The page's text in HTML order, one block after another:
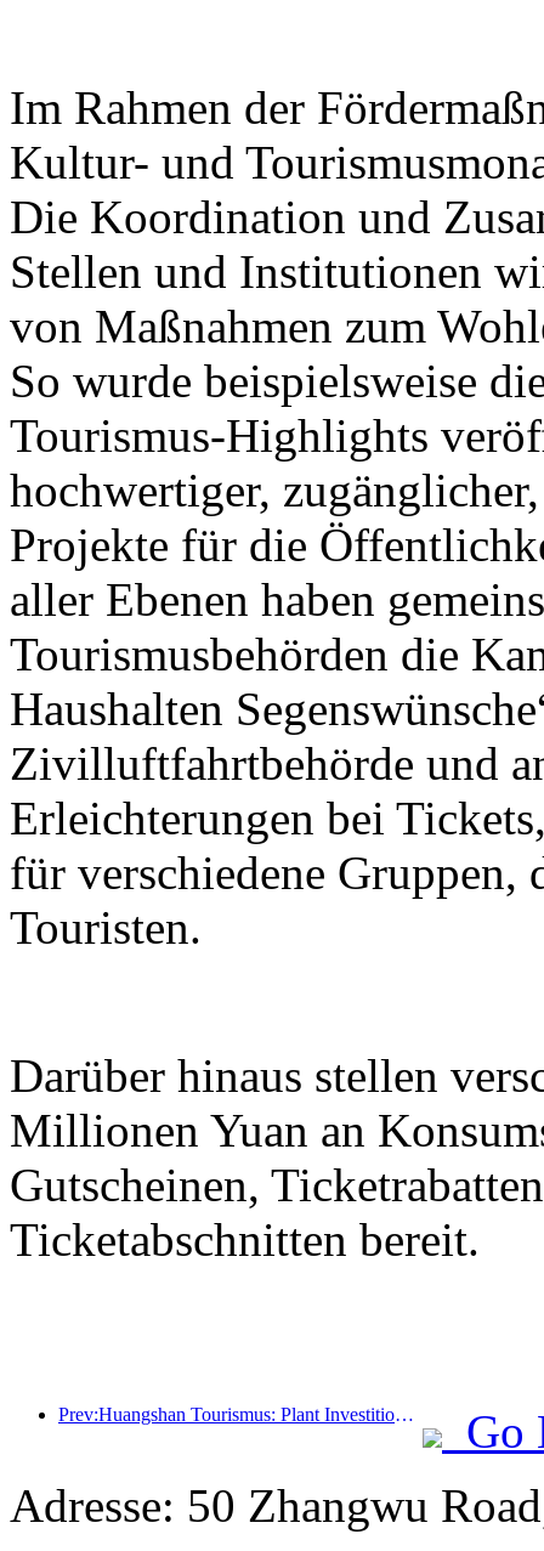
Im Rahmen der
Kultur- und
Die Koordination und
Stellen und Institutionen
von Maßnahmen zum
So wurde beispielsweise
Tourismus-Highlights
hochwertiger,
Projekte für die
aller Ebenen haben
Tourismusbehörden die
Haushalten
Zivilluftfahrtbehörde und
Erleichterungen bei
für verschiedene Gruppen,
Touristen.
Darüber hinaus stellen
Millionen Yuan an
Gutscheinen,
Ticketabschnitten bereit.
Prev:Huangshan Tourismus: Plant Investitionen in Höhe von 530 Millionen Yuan für Hotelrenovierungen
Go
Adresse: 50 Zhangwu